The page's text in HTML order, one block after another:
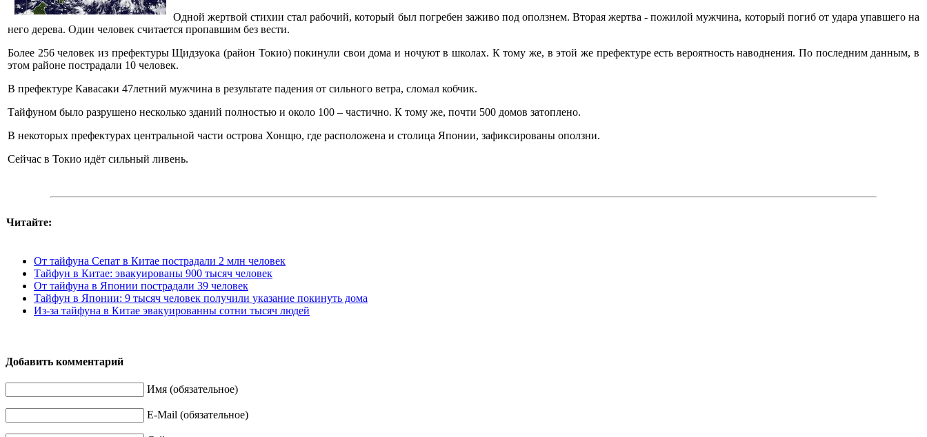
Одной жертвой стихии стал рабочий, который был погребен заживо под оползнем. Вторая жертва - пожилой мужчина, который погиб от удара упавшего на
него дерева. Один человек считается пропавшим без вести.
Более 256 человек из префектуры Щидзуока (район Токио) покинули свои дома и ночуют в школах. К тому же, в этой же префектуре есть вероятность наводнения. По последним данным, в
этом районе пострадали 10 человек.
В префектуре Кавасаки 47летний мужчина в результате падения от сильного ветра, сломал кобчик.
Тайфуном было разрушено несколько зданий полностью и около 100 – частично. К тому же, почти 500 домов затоплено.
В некоторых префектурах центральной части острова Хонщю, где расположена и столица Японии, зафиксированы оползни.
Сейчас в Токио идёт сильный ливень.
Читайте:
От тайфуна Сепат в Китае пострадали 2 млн человек
Тайфун в Китае: эвакуированы 900 тысяч человек
От тайфуна в Японии пострадали 39 человек
Тайфун в Японии: 9 тысяч человек получили указание покинуть дома
Из-за тайфуна в Китае эвакуированны сотни тысяч людей
Добавить комментарий
Имя (обязательное)
E-Mail (обязательное)